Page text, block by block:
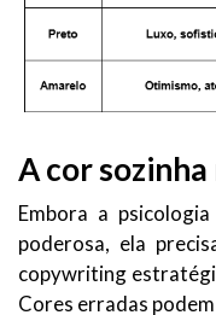
A cor
Embora a
poderosa, ela
copywriting
Cores erradas